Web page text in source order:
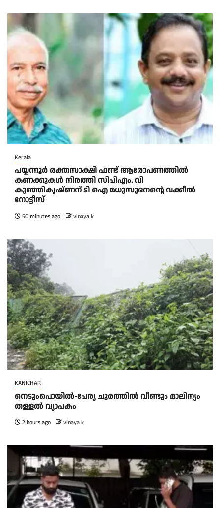
Kerala
പയ്യന്നൂർ രക്തസാക്ഷി ഫണ്ട് ആരോപണത്തിൽ
കണക്കുകൾ നിരത്തി സിപിഎം. വി
കുഞ്ഞികൃഷ്ണന് ടി ഐ മധുസൂദനൻ്റെ വക്കീൽ
നോട്ടീസ്
50 minutes ago vinaya k
KANICHAR
നെടുംപൊയിൽ-പേര്യ ചുരത്തിൽ വീണ്ടും മാലിന്യം
തള്ളൽ വ്യാപകം
2 hours ago vinaya k